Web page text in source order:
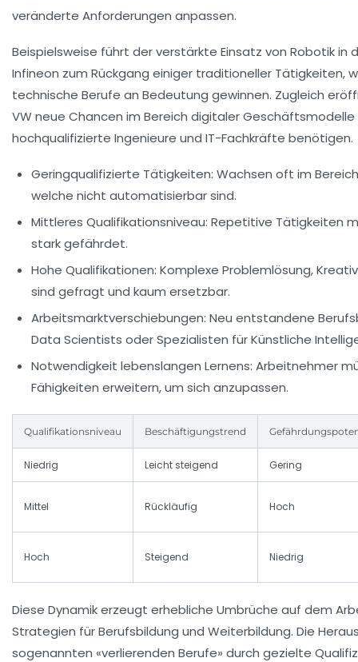
veränderte Anforderungen anpassen.
Beispielsweise führt der verstärkte Einsatz von Robotik in
Infineon zum Rückgang einiger traditioneller Tätigkeiten,
technische Berufe an Bedeutung gewinnen. Zugleich
VW neue Chancen im Bereich digitaler
hochqualifizierte Ingenieure und IT-Fachkräfte benötigen.
Geringqualifizierte Tätigkeiten: Wachsen oft im
welche nicht automatisierbar sind.
Mittleres Qualifikationsniveau: Repetitive Tätigkeiten
stark gefährdet.
Hohe Qualifikationen: Komplexe Problemlösung,
sind gefragt und kaum ersetzbar.
Arbeitsmarktverschiebungen: Neu entstandene
Data Scientists oder Spezialisten für Künstliche
Notwendigkeit lebenslangen Lernens: Arbeitnehmer
Fähigkeiten erweitern, um sich anzupassen.
Qualifikationsniveau Beschäftigungstrend
Niedrig Leicht steigend Gering
Mittel Rückläufig Hoch
Hoch Steigend Niedrig
Diese Dynamik erzeugt erhebliche Umbrüche auf dem
Strategien für Berufsbildung und Weiterbildung. Die
sogenannten «verlierenden Berufe» durch gezielte